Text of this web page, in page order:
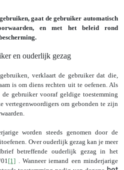
gaat de gebruiker automatisch
en met het beleid rond
en ouderlijk gezag
verklaart de gebruiker dat die,
is om diens rechten uit te oefenen. Als
gebruiker vooraf geldige toestemming
vertegenwoordigers om gebonden te zijn
worden steeds genomen door de
Over ouderlijk gezag kan je meer
betreffende ouderlijk gezag in het
[1] . Wanneer iemand een minderjarige